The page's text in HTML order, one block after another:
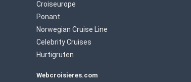
Croiseurope
Ponant
Norwegian Cruise Line
Celebrity Cruises
Hurtigruten
Webcroisieres.com